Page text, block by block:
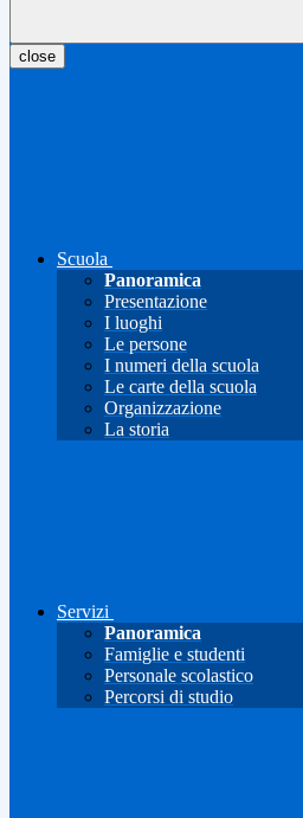
close
Scuola
Panoramica
Presentazione
I luoghi
Le persone
I numeri della scuola
Le carte della scuola
Organizzazione
La storia
Servizi
Panoramica
Famiglie e studenti
Personale scolastico
Percorsi di studio